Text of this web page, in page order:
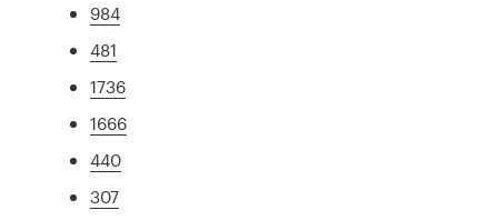
984
481
1736
1666
440
307